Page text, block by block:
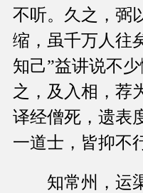
不听。久之，弼
缩，虽千万人往
知己”益讲说不
之，及入相，荐
译经僧死，遗表
一道士，皆抑不
知常州，运渠